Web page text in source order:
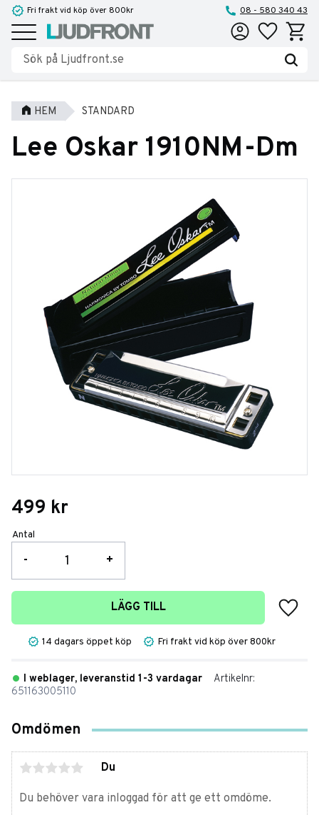
Meny
Fri frakt vid köp över 800kr 08 - 580 340 43
Favoriter
HEM STANDARD
Lee Oskar 1910NM-Dm
499 kr
Antal
+
-
LÄGG TILL
Lägg
14 dagars öppet köp Fri frakt vid köp över 800kr
I weblager, leveranstid 1-3 vardagar
Artikelnr
651163005110
Omdömen
Du